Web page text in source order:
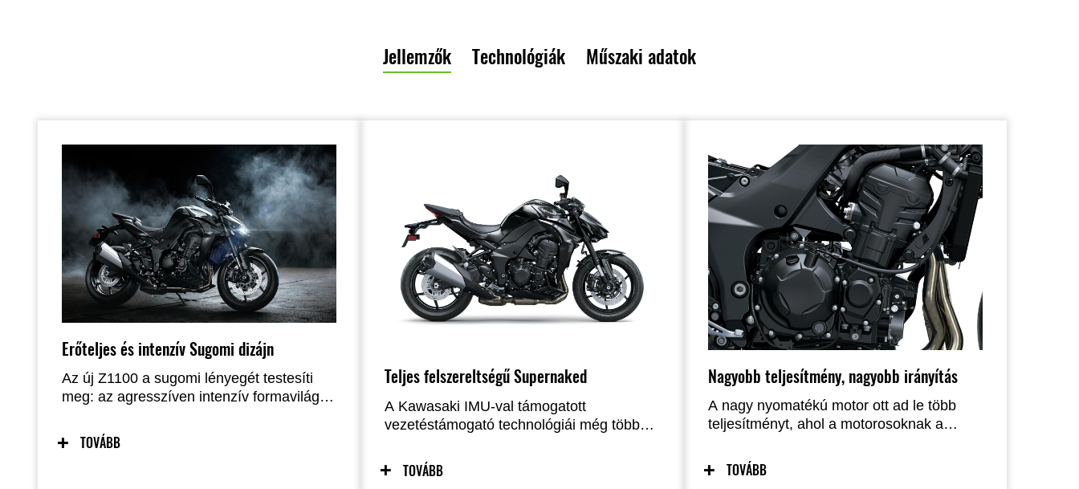
Jellemzők Technológiák Műszaki adatok
Erőteljes és intenzív Sugomi dizájn
Az új Z1100 a sugomi lényegét testesíti
meg: az agresszíven intenzív formavilág
kézzelfogható energiát sugároz. A
támadásra kész, megfeszülten előrehajló
TOVÁBB
Teljes felszereltségű Supernaked
A Kawasaki IMU-val támogatott
vezetéstámogató technológiái még több
Z1100 izgalmas vezetési élményéhez, míg
a könnyen leolvasható, okostelefon-
TOVÁBB
Nagyobb teljesítmény, nagyobb irányítás
A nagy nyomatékú motor ott ad le több
teljesítményt, ahol a motorosoknak a
alacsony és középső fordulatszám-
tartományban, amelyet leggyakrabban
TOVÁBB